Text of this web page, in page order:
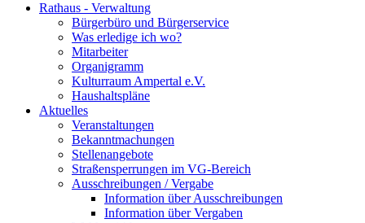
Rathaus - Verwaltung
Bürgerbüro und Bürgerservice
Was erledige ich wo?
Mitarbeiter
Organigramm
Kulturraum Ampertal e.V.
Haushaltspläne
Aktuelles
Veranstaltungen
Bekanntmachungen
Stellenangebote
Straßensperrungen im VG-Bereich
Ausschreibungen / Vergabe
Information über Ausschreibungen
Information über Vergaben